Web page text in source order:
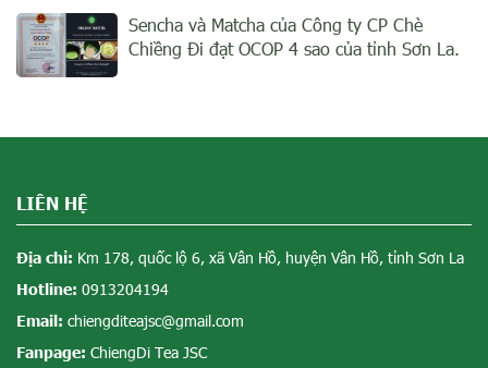
Sencha và Matcha của Công ty CP Chè
Chiềng Đi đạt OCOP 4 sao của tỉnh Sơn La.
LIÊN HỆ
Địa chỉ: Km 178, quốc lộ 6, xã Vân Hồ, huyện Vân Hồ, tỉnh Sơn La
Hotline: 0913204194
Email: chiengditeajsc@gmail.com
Fanpage: ChiengDi Tea JSC